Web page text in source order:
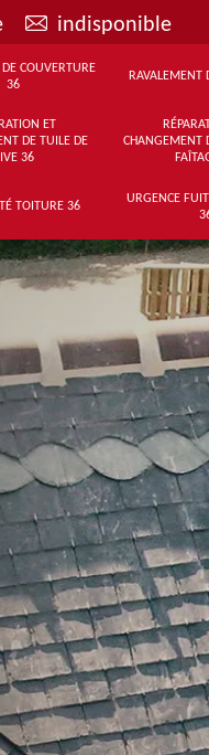
indisponible
DE COUVERTURE
36
RAVALEMENT
ET
DE TUILE DE
36
CHANGEMENT
TOITURE 36
URGENCE